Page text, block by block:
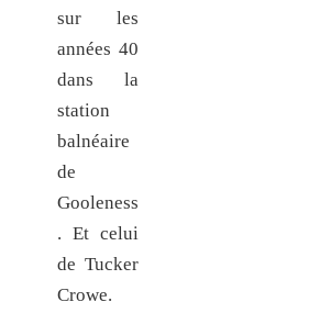
sur les
années 40
dans la
station
balnéaire
de
Gooleness
. Et celui
de Tucker
Crowe.